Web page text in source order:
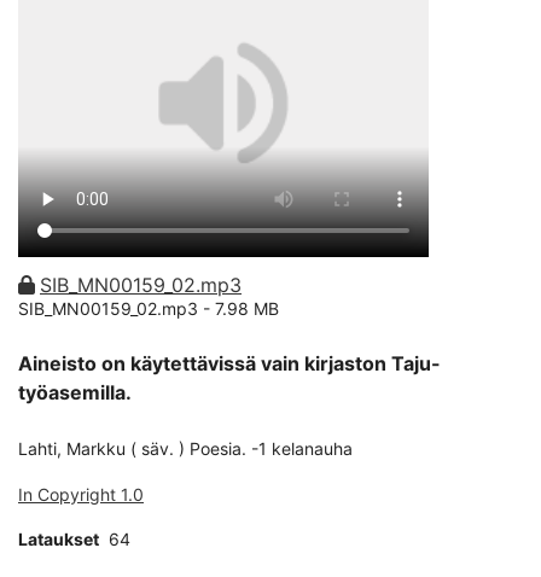
SIB_MN00159_02.mp3
SIB_MN00159_02.mp3 - 7.98 MB
Aineisto on käytettävissä vain kirjaston Taju-
työasemilla.
Lahti, Markku ( säv. ) Poesia. -1 kelanauha
In Copyright 1.0
Lataukset 64